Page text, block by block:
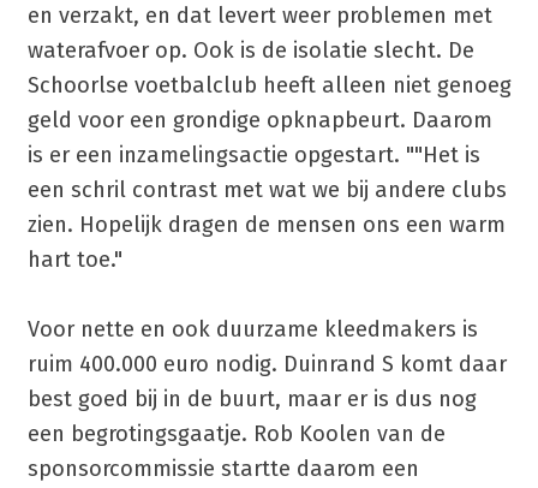
en verzakt, en dat levert weer problemen met
waterafvoer op. Ook is de isolatie slecht. De
Schoorlse voetbalclub heeft alleen niet genoeg
geld voor een grondige opknapbeurt. Daarom
is er een inzamelingsactie opgestart. ""Het is
een schril contrast met wat we bij andere clubs
zien. Hopelijk dragen de mensen ons een warm
hart toe."
Voor nette en ook duurzame kleedmakers is
ruim 400.000 euro nodig. Duinrand S komt daar
best goed bij in de buurt, maar er is dus nog
een begrotingsgaatje. Rob Koolen van de
sponsorcommissie startte daarom een